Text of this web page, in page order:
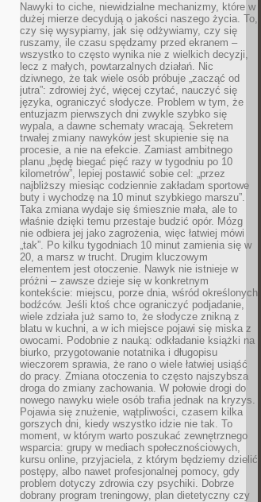
Nawyki to ciche, niewidzialne mechanizmy, które w
dużej mierze decydują o jakości naszego życia. To,
czy się wysypiamy, jak się odżywiamy, czy się
ruszamy, ile czasu spędzamy przed ekranem –
wszystko to często wynika nie z wielkich decyzji,
lecz z małych, powtarzalnych działań. Nic
dziwnego, że tak wiele osób próbuje „zacząć od
jutra”: zdrowiej żyć, więcej czytać, nauczyć się
języka, ograniczyć słodycze. Problem w tym, że
entuzjazm pierwszych dni zwykle szybko się
wypala, a dawne schematy wracają. Sekretem
trwałej zmiany nawyków jest skupienie się na
procesie, a nie na efekcie. Zamiast ambitnego
planu „będę biegać pięć razy w tygodniu po 10
kilometrów”, lepiej postawić sobie cel: „przez
najbliższy miesiąc codziennie zakładam sportowe
buty i wychodzę na 10 minut szybkiego marszu”.
Taka zmiana wydaje się śmiesznie mała, ale to
właśnie dzięki temu przestaje budzić opór. Mózg
nie odbiera jej jako zagrożenia, więc łatwiej mówi
„tak”. Po kilku tygodniach 10 minut zamienia się w
20, a marsz w trucht. Drugim kluczowym
elementem jest otoczenie. Nawyk nie istnieje w
próżni – zawsze dzieje się w konkretnym
kontekście: miejscu, porze dnia, wśród określonych
bodźców. Jeśli ktoś chce ograniczyć podjadanie,
wiele zdziała już samo to, że słodycze znikną z
blatu w kuchni, a w ich miejsce pojawi się miska z
owocami. Podobnie z nauką: odkładanie książki na
biurko, przygotowanie notatnika i długopisu
wieczorem sprawia, że rano o wiele łatwiej usiąść
do pracy. Zmiana otoczenia to często najszybsza
droga do zmiany zachowania. W połowie drogi do
nowego nawyku wiele osób trafia jednak na kryzys.
Pojawia się znużenie, wątpliwości, czasem kilka
gorszych dni, kiedy wszystko idzie nie tak. To
moment, w którym warto poszukać zewnętrznego
wsparcia: grupy w mediach społecznościowych,
kursu online, przyjaciela, z którym będziemy dzielić
postępy, albo nawet profesjonalnej pomocy, gdy
problem dotyczy zdrowia czy psychiki. Dobrze
dobrany program treningowy, plan dietetyczny czy